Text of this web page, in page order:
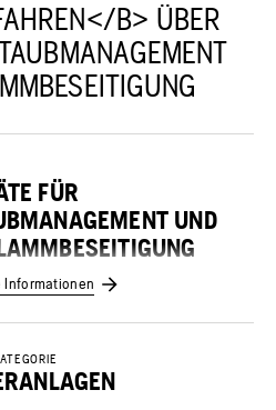
B> ÜBER
FÜR
UND
Informationen